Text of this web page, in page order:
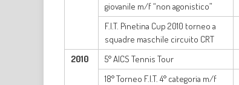
giovanile m/f “non agonistico”
F.I.T. Pinetina Cup 2010 torneo a
squadre maschile circuito CRT
2010
5° AICS Tennis Tour
18° Torneo F.I.T. 4° categoria m/f